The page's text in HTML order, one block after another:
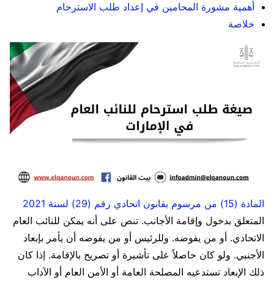
أهمية مشورة المحامين في إعداد طلب الاسترحام
خلاصة
المادة (15) من مرسوم بقانون اتحادي رقم (29) لسنة 2021
المتعلق بدخول وإقامة الأجانب. تنص على أنه يمكن للنائب العام
الاتحادي. أو من يفوضه. وللرئيس أو من يفوضه أن يأمر بإبعاد
الأجنبي. ولو كان حاصلاً على تأشيرة أو تصريح بالإقامة. إذا كان
ذلك الإبعاد تستدعيه المصلحة العامة أو الأمن العام أو الآداب